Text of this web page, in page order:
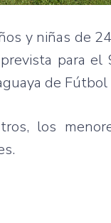
y niñas de
para el
de
los